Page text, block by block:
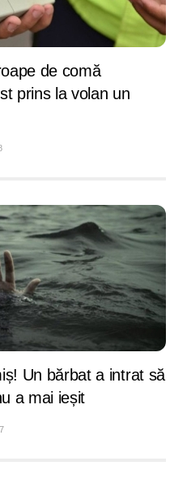
de comă
prins la volan un
Un bărbat a intrat să
a mai ieșit